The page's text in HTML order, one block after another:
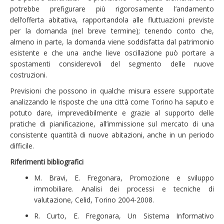
potrebbe prefigurare più rigorosamente l’andamento
dell’offerta abitativa, rapportandola alle fluttuazioni previste
per la domanda (nel breve termine); tenendo conto che,
almeno in parte, la domanda viene soddisfatta dal patrimonio
esistente e che una anche lieve oscillazione può portare a
spostamenti considerevoli del segmento delle nuove
costruzioni.
Previsioni che possono in qualche misura essere supportate
analizzando le risposte che una città come Torino ha saputo e
potuto dare, imprevedibilmente e grazie al supporto delle
pratiche di pianificazione, all’immissione sul mercato di una
consistente quantità di nuove abitazioni, anche in un periodo
difficile.
Riferimenti bibliografici
M. Bravi, E. Fregonara, Promozione e sviluppo
immobiliare. Analisi dei processi e tecniche di
valutazione, Celid, Torino 2004-2008.
R. Curto, E. Fregonara, Un Sistema Informativo